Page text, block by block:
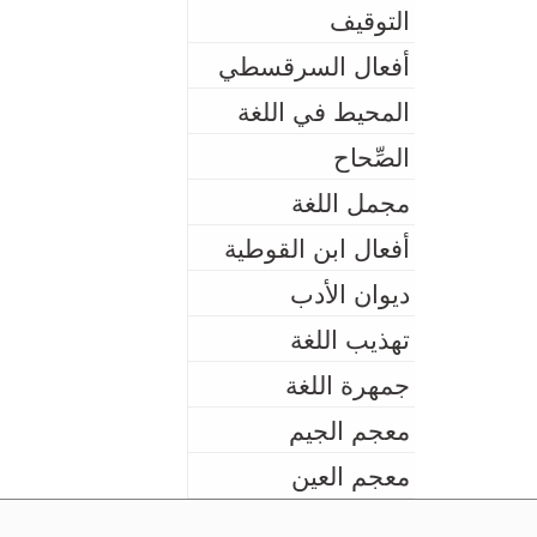
التوقيف
أفعال السرقسطي
المحيط في اللغة
الصِّحاح
مجمل اللغة
أفعال ابن القوطية
ديوان الأدب
تهذيب اللغة
جمهرة اللغة
معجم الجيم
معجم العين